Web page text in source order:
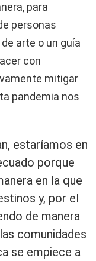
para
personas
arte o un guía
con
mitigar
pandemia nos
estaríamos en
porque
en la que
y, por el
de manera
comunidades
se empiece a